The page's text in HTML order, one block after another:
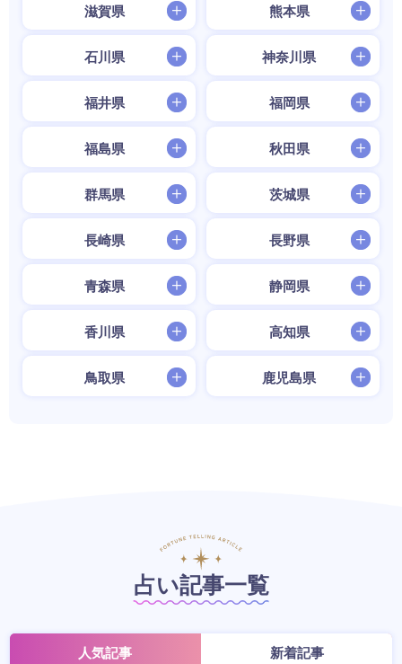
滋賀県 熊本県
石川県 神奈川県
福井県 福岡県
福島県 秋田県
群馬県 茨城県
長崎県 長野県
青森県 静岡県
香川県 高知県
鳥取県 鹿児島県
占い記事一覧
人気記事 新着記事